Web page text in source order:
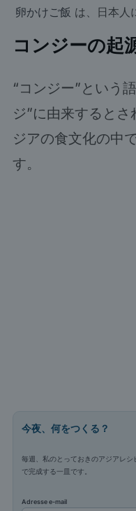
卵かけご飯 は、日本人
コンジーの起
“コンジー”という
ジ”に由来すると
ジアの食文化の中
す。
今夜、何をつくる？
毎週、私のとっておきのアジアレ
で完成する一皿です。
Adresse e-mail